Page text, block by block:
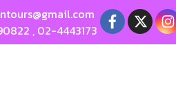
, 02-4443173